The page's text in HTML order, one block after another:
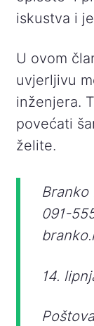
iskustva i
U ovom
uvjerljivu
inženjera.
povećati
želite.
Branko
091-
14.